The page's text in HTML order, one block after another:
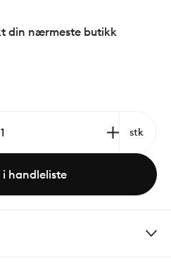
din nærmeste butikk
stk
i handleliste